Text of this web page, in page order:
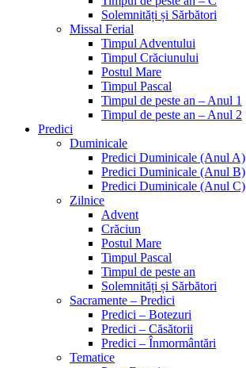
Solemnități și Sărbători
Missal Ferial
Timpul Adventului
Timpul Crăciunului
Postul Mare
Timpul Pascal
Timpul de peste an – Anul 1
Timpul de peste an – Anul 2
Predici
Duminicale
Predici Duminicale (Anul A)
Predici Duminicale (Anul B)
Predici Duminicale (Anul C)
Zilnice
Advent
Crăciun
Postul Mare
Timpul Pascal
Timpul de peste an
Solemnități și Sărbători
Sacramente – Predici
Predici – Botezuri
Predici – Căsătorii
Predici – Înmormântări
Tematice